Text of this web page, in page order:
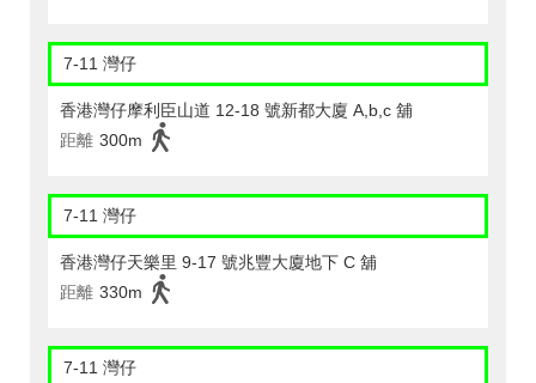
7-11 灣仔
香港灣仔摩利臣山道 12-18 號新都大廈 A,b,c 舖
距離 300m
7-11 灣仔
香港灣仔天樂里 9-17 號兆豐大廈地下 C 舖
距離 330m
7-11 灣仔